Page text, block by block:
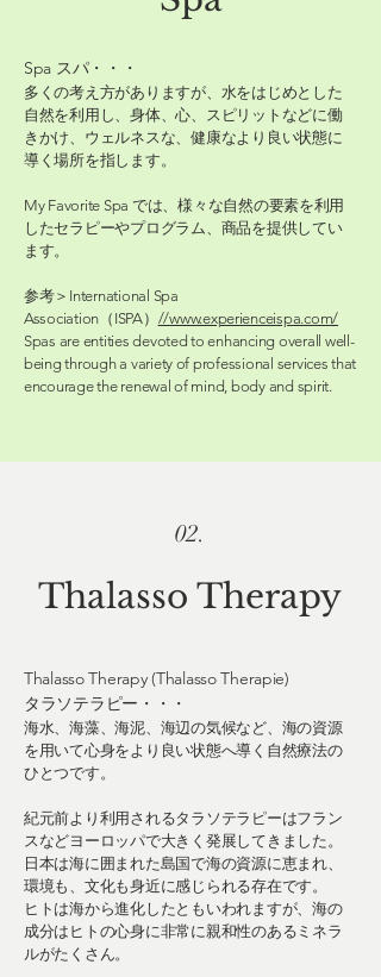
Spa スパ・・・
多くの考え方がありますが、水をはじめとした
自然を利用し、身体、心、スピリットなどに働
きかけ、ウェルネスな、健康なより良い状態に
導く場所を指します。
​My Favorite Spa では、様々な自然の要素を利用
したセラピーやプログラム、商品を提供してい
ます。
参考＞ International Spa
Association（ISPA） //www.experienceispa.com/
Spas are entities devoted to enhancing overall well-
being through a variety of professional services that
encourage the renewal of mind, body and spirit.
02.
Thalasso Therapy
Thalasso Therapy (Thalasso Therapie)
​タラソテラピー・・・
海水、海藻、海泥、海辺の気候など、海の資源
を用いて心身をより良い状態へ導く自然療法の
ひとつです。
​紀元前より利用されるタラソテラピーはフラン
スなどヨーロッパで大きく発展してきました。
日本は海に囲まれた島国で海の資源に恵まれ、
環境も、文化も身近に感じられる存在です。
​ヒトは海から進化したともいわれますが、海の
成分はヒトの心身に非常に親和性のあるミネラ
ルがたくさん。